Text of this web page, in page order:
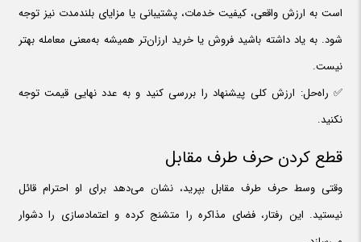
است به ارزش واقعی، کیفیت خدمات، پشتیبانی یا مزایای بلندمدت نیز توجه
شود. به یاد داشته باشید فروش یا خرید ارزان‌تر همیشه به‌معنی معامله بهتر
نیست.
✅ راه‌حل: ارزش کلی پیشنهاد را بررسی کنید و به عدد نهایی قیمت توجه
نکنید.
قطع کردن حرف طرف مقابل
وقتی وسط حرف طرف مقابل بپرید، نشان می‌دهد برای او احترام قائل
نیستید. این رفتار، فضای مذاکره را متشنج کرده و اعتمادسازی را دشوار